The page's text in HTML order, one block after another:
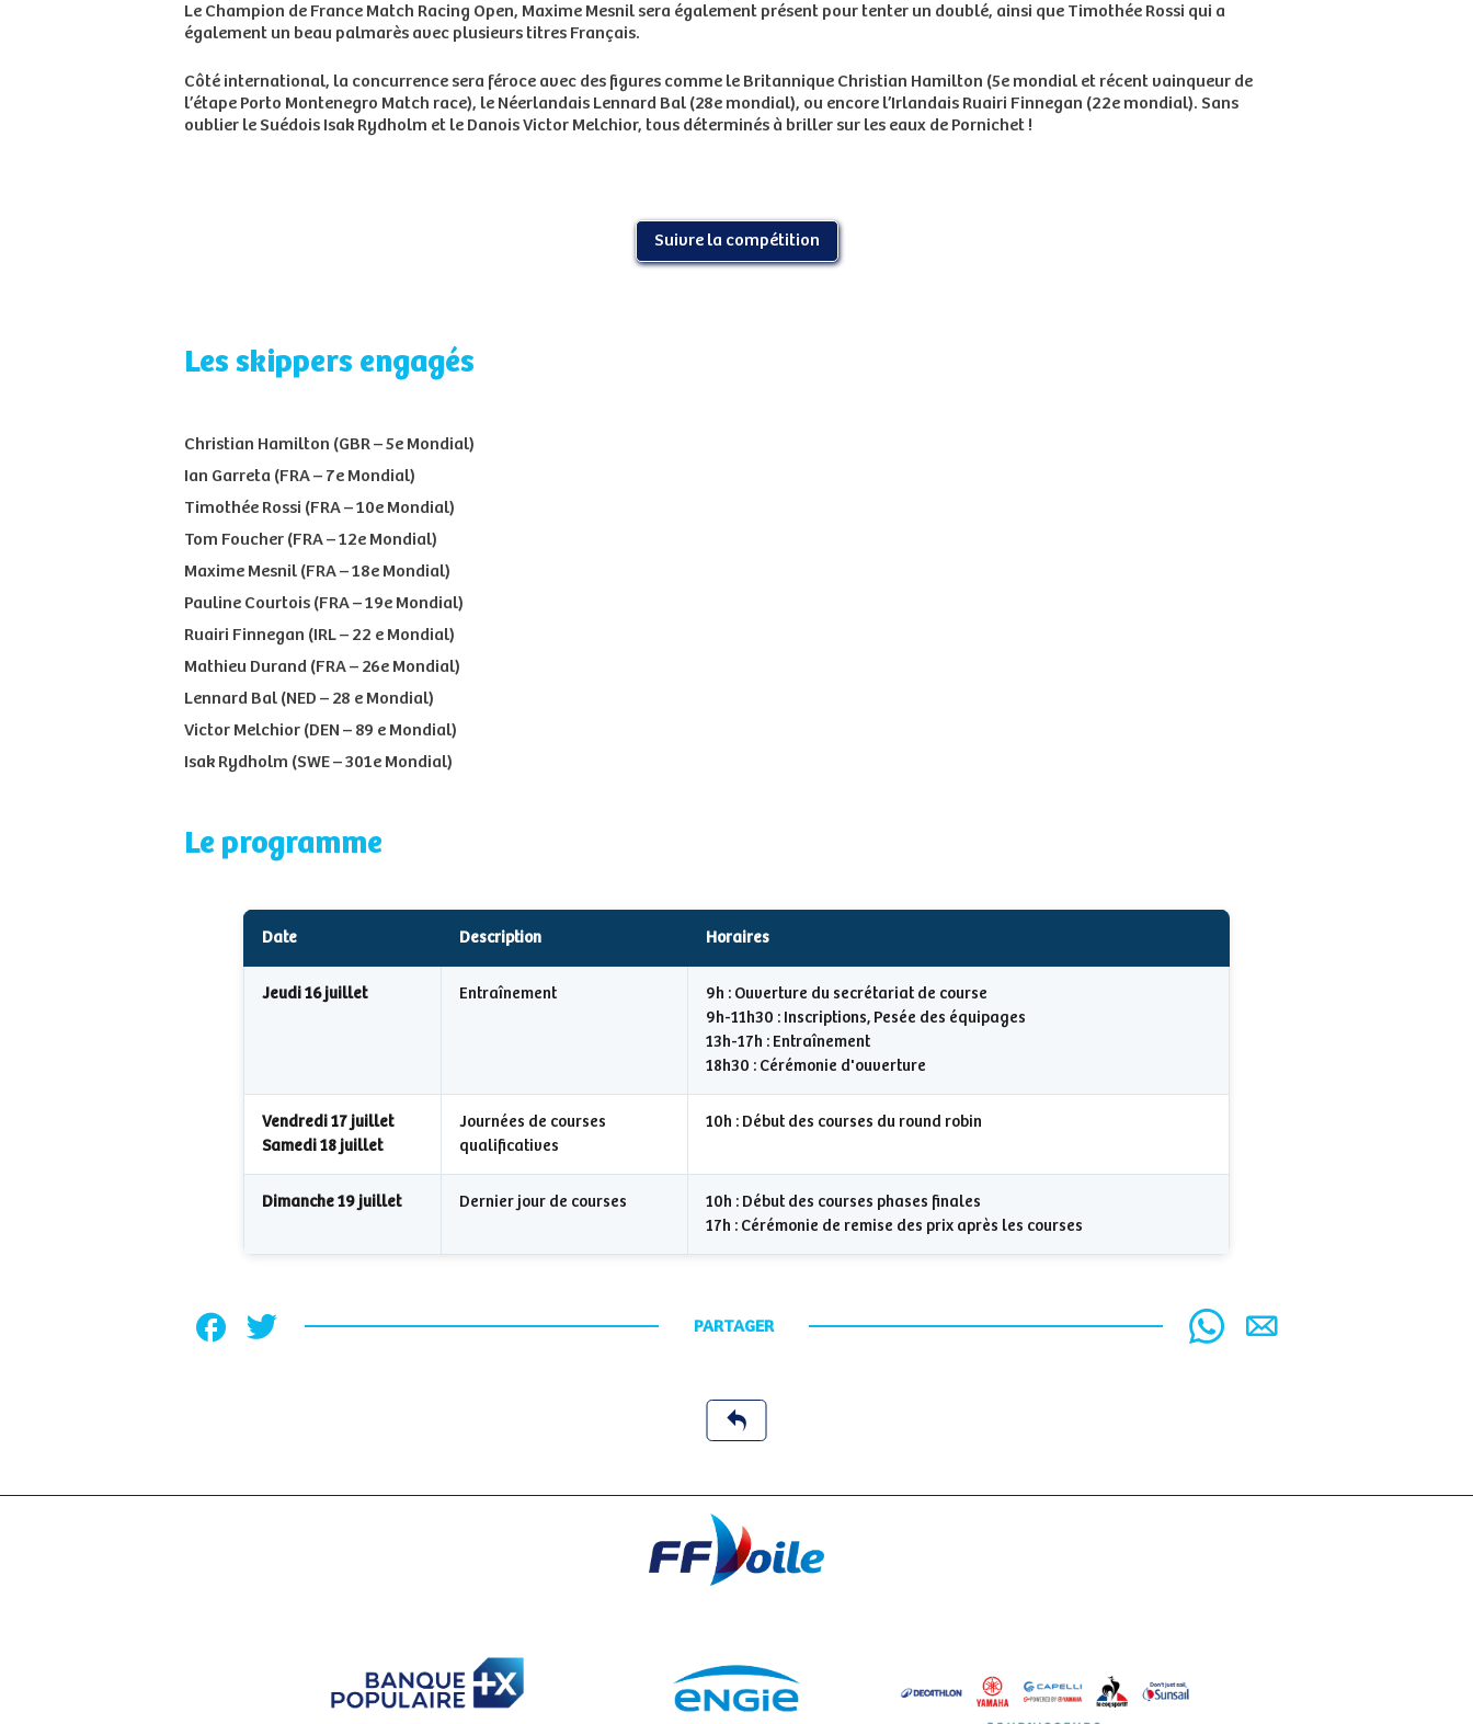
Le Champion de France Match Racing Open, Maxime Mesnil sera également présent pour tenter un doublé, ainsi que Timothée Rossi qui a
également un beau palmarès avec plusieurs titres Français.
Côté international, la concurrence sera féroce avec des figures comme le Britannique Christian Hamilton (5e mondial et récent vainqueur de
l’étape Porto Montenegro Match race), le Néerlandais Lennard Bal (28e mondial), ou encore l’Irlandais Ruairi Finnegan (22e mondial). Sans
oublier le Suédois Isak Rydholm et le Danois Victor Melchior, tous déterminés à briller sur les eaux de Pornichet !
Suivre la compétition
Les skippers engagés
Christian Hamilton (GBR – 5e Mondial)
Ian Garreta (FRA – 7e Mondial)
Timothée Rossi (FRA – 10e Mondial)
Tom Foucher (FRA – 12e Mondial)
Maxime Mesnil (FRA – 18e Mondial)
Pauline Courtois (FRA – 19e Mondial)
Ruairi Finnegan (IRL – 22 e Mondial)
Mathieu Durand (FRA – 26e Mondial)
Lennard Bal (NED – 28 e Mondial)
Victor Melchior (DEN – 89 e Mondial)
Isak Rydholm (SWE – 301e Mondial)
Le programme
Date Description Horaires
Jeudi 16 juillet Entraînement
9h : Ouverture du secrétariat de course
9h-11h30 : Inscriptions, Pesée des équipages
13h-17h : Entraînement
18h30 : Cérémonie d'ouverture
Vendredi 17 juillet
Samedi 18 juillet
Journées de courses
qualificatives
10h : Début des courses du round robin
Dimanche 19 juillet Dernier jour de courses
10h : Début des courses phases finales
17h : Cérémonie de remise des prix après les courses
PARTAGER